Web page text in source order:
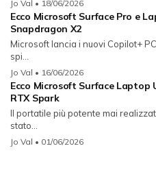
Jo Val • 18/06/2026
Ecco Microsoft Surface Pro e
Snapdragon X2
Microsoft lancia i nuovi Copilot+
spi...
Jo Val • 16/06/2026
Ecco Microsoft Surface Laptop
RTX Spark
Il portatile più potente mai
stato...
Jo Val • 01/06/2026